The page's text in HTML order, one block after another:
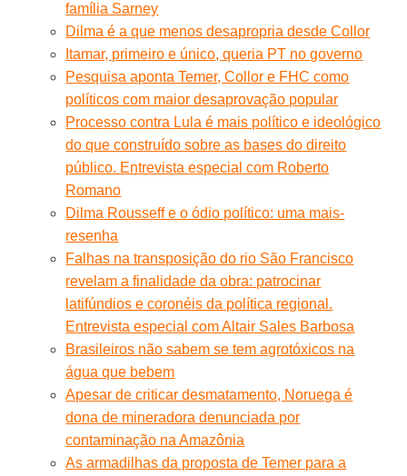
família Sarney
Dilma é a que menos desapropria desde Collor
Itamar, primeiro e único, queria PT no governo
Pesquisa aponta Temer, Collor e FHC como
políticos com maior desaprovação popular
Processo contra Lula é mais político e ideológico
do que construído sobre as bases do direito
público. Entrevista especial com Roberto
Romano
Dilma Rousseff e o ódio político: uma mais-
resenha
Falhas na transposição do rio São Francisco
revelam a finalidade da obra: patrocinar
latifúndios e coronéis da política regional.
Entrevista especial com Altair Sales Barbosa
Brasileiros não sabem se tem agrotóxicos na
água que bebem
Apesar de criticar desmatamento, Noruega é
dona de mineradora denunciada por
contaminação na Amazônia
As armadilhas da proposta de Temer para a